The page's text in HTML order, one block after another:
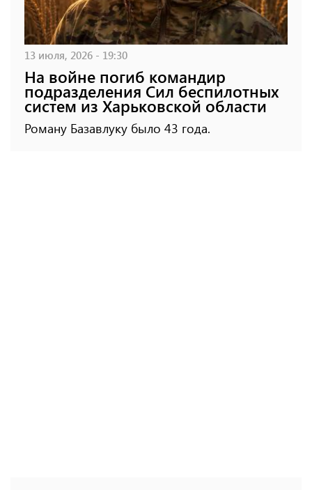
13 июля, 2026 - 19:30
На войне погиб командир
подразделения Сил беспилотных
систем из Харьковской области
Роману Базавлуку было 43 года.